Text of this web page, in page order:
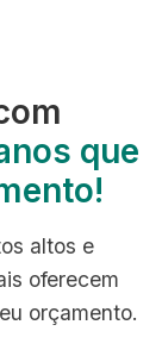
que
altos e
oferecem
orçamento.